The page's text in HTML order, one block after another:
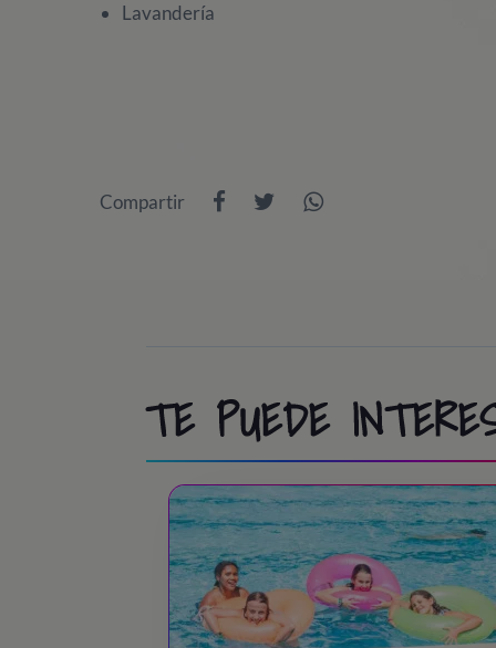
Lavandería
Compartir
TE PUEDE